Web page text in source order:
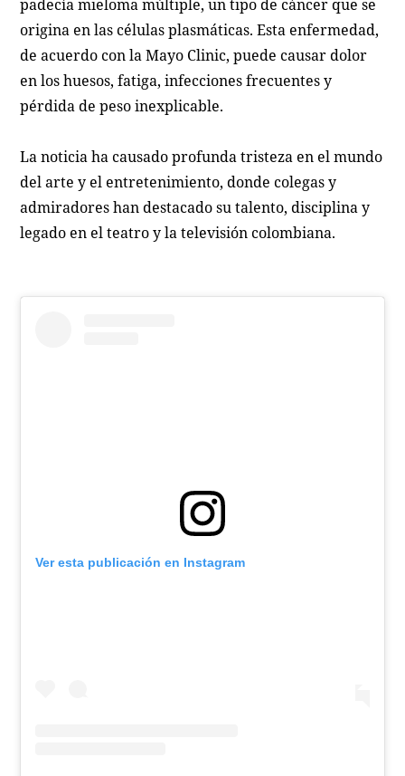
padecía mieloma múltiple, un tipo de cáncer que se
origina en las células plasmáticas. Esta enfermedad,
de acuerdo con la Mayo Clinic, puede causar dolor
en los huesos, fatiga, infecciones frecuentes y
pérdida de peso inexplicable.
La noticia ha causado profunda tristeza en el mundo
del arte y el entretenimiento, donde colegas y
admiradores han destacado su talento, disciplina y
legado en el teatro y la televisión colombiana.
Ver esta publicación en Instagram